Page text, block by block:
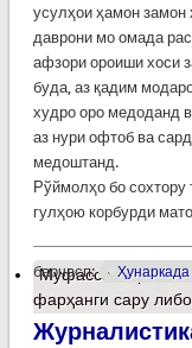
усулҳои ҳамон замон
даврони мо омада
афзори ороиши хоси
буда, аз қадим
худро оро медоданд
аз нури офтоб ва
медоштанд.
Рўймолҳо бо
гулҳою корбурди
барчасп: Ҳунаркада
Муфассалтаро
фарҳанги сару